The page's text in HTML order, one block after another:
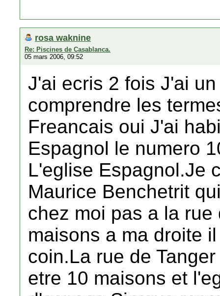
rosa waknine
Re: Piscines de Casablanca.
05 mars 2006, 09:52
J'ai ecris 2 fois J'ai
comprendre les
Freancais oui J'ai
Espagnol le numero
L'eglise Espagnol.Je
Maurice Benchetrit
chez moi pas a la
maisons a ma droite
coin.La rue de
etre 10 maisons et